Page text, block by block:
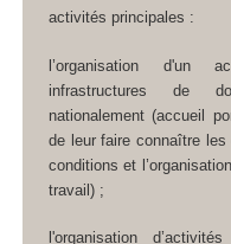
activités principales :
l’organisation d'un
infrastructures de
nationalement (accueil
de leur faire connaître
conditions et
travail) ;
l'organisation